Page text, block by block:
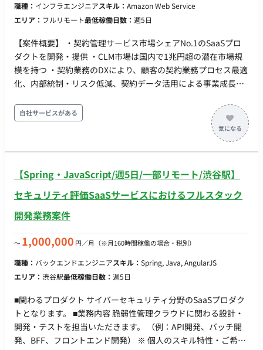
ント化による社内共有 ■開発環境： DB：MySQL, PostgreSQL,
Redis インフラ：Google Cloud, AWS, Azure, Terraform, Nginx,
160時間） リモート稼働：フルリモート可能 フレックス稼働：
可能（フルフレックスですが日中帯稼働できることがベース）
職種： インフラエンジニアスキル： Amazon Web Service
エリア： フルリモート最低稼働日数： 週5日
【案件概要】 ・契約管理サービス市場シェアNo.1のSaaSプロ
ダクトを開発・提供 ・CLM市場は国内で1兆円超の潜在市場規
模を持つ ・契約業務のDXにより、顧客の契約業務プロセス最適
化、内部統制・リスク低減、契約データ活用による事業成長を
推進、開発の生産性と品質向上を目的とした募集 ・開発チーム
は職能横断の少人数制で、自律的かつ迅速な課題発見・解決を
推進 ・ドメイン駆動設計を採用し、顧客利用分析やヒアリング
を通じてモデリング、改善を継続 ・現在の課題として、不確実
バリープロセス改善）と、変更容易性確保のためのリファクタ
リング土台づくり（効率的なテスト・メンテナンス仕組み構
向上、可用性・信頼性を含む品質向上へのコミット ・秘匿性の
高いデータを守るためのセキュリティ確保 ・DevOpsの強化、
開発生産性および品質向上のための開発プロセス改善の主導 ・
トイルの削減、運用の効率化や自動化 ・将来的なリーダー候補
として、チームづくりや育成への参画
自社サービスがある
【Spring・JavaScript/週5日/一部リモート/渋谷駅】
セキュリティ評価SaaSサービスにおけるフルスタック
開発業務案件
〜1,000,000 円／月 （※月160時間稼働の場合・税別）
職種： バックエンドエンジニアスキル： Spring, Java, AngularJS
エリア： 渋谷駅最低稼働日数： 週5日
■関わるプロダクト サイバーセキュリティ分野のSaaSプロダク
トとなります。 ■業務内容 脆弱性管理クラウドに関わる設計・
開発・テストを担当いただきます。 （例：API開発、バッチ開
発、BFF、フロントエンド開発） ※ 個人のスキル特性・ご希望